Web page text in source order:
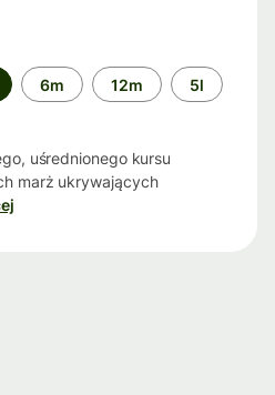
6m 12m 5l
uśrednionego kursu
marż ukrywających